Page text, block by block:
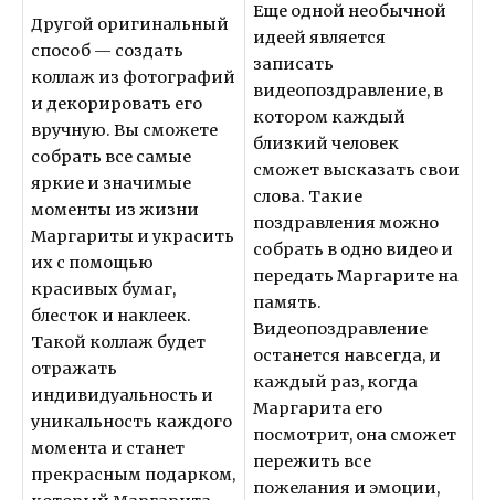
Другой оригинальный
способ — создать
коллаж из фотографий
и декорировать его
вручную. Вы сможете
собрать все самые
яркие и значимые
моменты из жизни
Маргариты и украсить
их с помощью
красивых бумаг,
блесток и наклеек.
Такой коллаж будет
отражать
индивидуальность и
уникальность каждого
момента и станет
прекрасным подарком,
Еще одной необычной
идеей является
записать
видеопоздравление, в
котором каждый
близкий человек
сможет высказать свои
слова. Такие
поздравления можно
собрать в одно видео и
передать Маргарите на
память.
Видеопоздравление
останется навсегда, и
каждый раз, когда
Маргарита его
посмотрит, она сможет
пережить все
пожелания и эмоции,